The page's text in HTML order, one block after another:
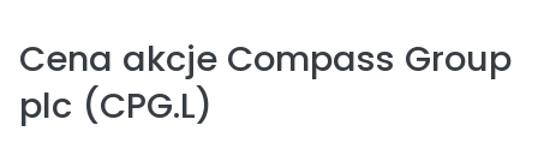
Cena akcje Compass Group
plc (CPG.L)